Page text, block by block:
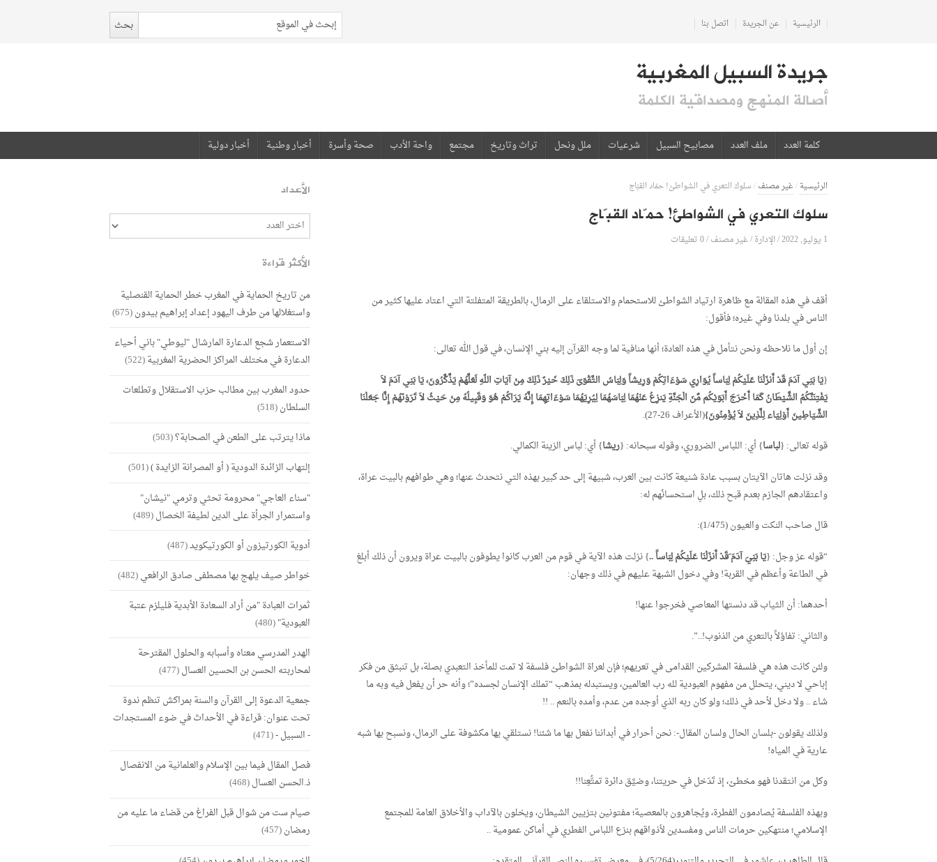
الرئيسية عن الجريدة اتصل بنا
جريدة السبيل المغربية
أصالة المنهج ومصداقية الكلمة
كلمة العدد ملف العدد مصابيح السبيل شرعيات ملل ونحل تراث وتاريخ مجتمع واحة الأدب صحة وأسرة أخبار وطنية أخبار دولية
الرئيسية/غير مصنف/سلوك التعري في الشواطئ! حمّاد القبّاج
سلوك التعري في الشواطئ! حمّاد القبّاج
1 يوليو, 2022 /الإدارة/غير مصنف/0 تعليقات
أقف في هذه المقالة مع ظاهرة ارتياد الشواطئ للاستحمام والاستلقاء على الرمال، بالطريقة المتفلتة التي اعتاد عليها كثير من
الناس في بلدنا وفي غيره؛ فأقول:
إن أول ما نلاحظه ونحن نتأمل في هذه العادة؛ أنها منافية لما وجه القرآن إليه بني الإنسان، في قول الله تعالى:
{يَا بَنِي آدَمَ قَدْ أَنزَلْنَا عَلَيْكُمْ لِبَاساً يُوَارِي سَوْءَاتِكُمْ وَرِيشاً وَلِبَاسُ التَّقْوَىَ ذَلِكَ خَيْرٌ ذَلِكَ مِنْ آيَاتِ اللّهِ لَعَلَّهُمْ يَذَّكَّرُونَ،يَا بَنِي آدَمَ لاَ
يَفْتِنَنَّكُمُ الشَّيْطَانُ كَمَا أَخْرَجَ أَبَوَيْكُم مِّنَ الْجَنَّةِ يَنزِعُ عَنْهُمَا لِبَاسَهُمَا لِيُرِيَهُمَا سَوْءَاتِهِمَا إِنَّهُ يَرَاكُمْ هُوَ وَقَبِيلُهُ مِنْ حَيْثُ لاَ تَرَوْنَهُمْ إِنَّا جَعَلْنَا
الشَّيَاطِينَ أَوْلِيَاء لِلَّذِينَ لاَ يُؤْمِنُونَ}(الأعراف 26-27).
قوله تعالى: {لباسا} أي: اللباس الضروري، وقوله سبحانه: {ريشا} أي: لباس الزينة الكمالي.
وقد نزلت هاتان الآيتان بسبب عادة شنيعة كانت بين العرب، شبيهة إلى حد كبير بهذه التي نتحدث عنها؛ وهي طوافهم بالبيت عراة،
واعتقادهم الجازم بعدم قبح ذلك، بلِ استحسانُهم له:
قال صاحب النكت والعيون (1/475):
“قوله عز وجل: {يَا بَنِيَ آدَمَ َقَدْ أَنزَلْنَا عَلَيْكُمْ لِبَاساً ..} نزلت هذه الآية في قوم من العرب كانوا يطوفون بالبيت عراة ويرون أن ذلك أبلغ
في الطاعة وأعظم في القربة! وفي دخول الشبهة عليهم في ذلك وجهان:
أحدهما: أن الثياب قد دنستها المعاصي فخرجوا عنها!
والثاني: تفاؤلاً بالتعري من الذنوب!..”.
ولئن كانت هذه هي فلسفة المشركين القدامى في تعريهم؛ فإن لعراة الشواطئ فلسفة لا تمت للمأخذ التعبدي بصلة، بل تنبثق من فكر
إباحي لا ديني، يتحلل من مفهوم العبودية لله رب العالمين، ويستبدله بمذهب “تملك الإنسان لجسده”؛ وأنه حر أن يفعل فيه وبه ما
شاء .. ولا دخل لأحد في ذلك؛ ولو كان ربه الذي أوجده من عدم، وأمده بالنعم .. !!
ولذلك يقولون -بلسان الحال ولسان المقال-: نحن أحرار في أبداننا نفعل بها ما شئنا! نستلقي بها مكشوفة على الرمال، ونسبح بها شبه
عارية في المياه!
وكل من انتقدنا فهو مخطئ، إذ تَدَخل في حريتنا، وضيَّق دائرة تمتُّعِنا!!
وبهذه الفلسفة يُصادمون الفطرة، ويُجاهرون بالمعصية؛ مفتونين بتزيين الشيطان، ويخلون بالآداب والأخلاق العامة للمجتمع
الإسلامي؛ منتهكين حرمات الناس ومفسدين لأذواقهم بنزع اللباس الفطري في أماكن عمومية ..
الأعداد
الأكثر قراءة
من تاريخ الحماية في المغرب خطر الحماية القنصلية
واستغلالها من طرف اليهود إعداد إبراهيم بيدون(675)
الاستعمار شجع الدعارة المارشال "ليوطي" باني أحياء
الدعارة في مختلف المراكز الحضرية المغربية(522)
حدود المغرب بين مطالب حزب الاستقلال وتطلعات
السلطان(518)
ماذا يترتب على الطعن في الصحابة؟(503)
إلتهاب الزائدة الدودية ( أو المصرانة الزايدة )(501)
"سناء العاجي" محرومة تحثي وترمي "نيشان"
واستمرار الجرأة على الدين لطيفة الخصال(489)
أدوية الكورتيزون أو الكورتيكويد(487)
خواطر صيف يلهج بها مصطفى صادق الرافعي(482)
ثمرات العبادة "من أراد السعادة الأبدية فليلزم عتبة
العبودية"(480)
الهدر المدرسي معناه وأسبابه والحلول المقترحة
لمحاربته الحسن بن الحسين العسال(477)
جمعية الدعوة إلى القرآن والسنة بمراكش تنظم ندوة
تحت عنوان: قراءة في الأحداث في ضوء المستجدات
- السبيل -(471)
فصل المقال فيما بين الإسلام والعلمانية من الانفصال
ذ.الحسن العسال(468)
صيام ست من شوال قبل الفراغ من قضاء ما عليه من
رمضان(457)